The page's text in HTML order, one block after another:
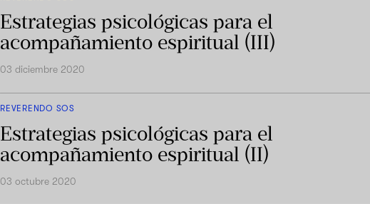
Estrategias psicológicas para el
acompañamiento espiritual (III)
03 diciembre 2020
REVERENDO SOS
Estrategias psicológicas para el
acompañamiento espiritual (II)
03 octubre 2020